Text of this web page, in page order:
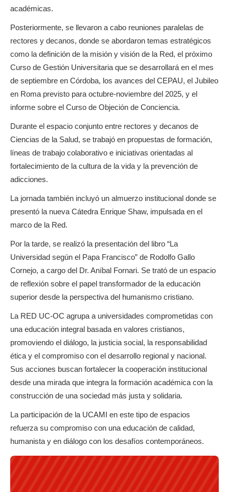
académicas.
Posteriormente, se llevaron a cabo reuniones paralelas de
rectores y decanos, donde se abordaron temas estratégicos
como la definición de la misión y visión de la Red, el próximo
Curso de Gestión Universitaria que se desarrollará en el mes
de septiembre en Córdoba, los avances del CEPAU, el Jubileo
en Roma previsto para octubre-noviembre del 2025, y el
informe sobre el Curso de Objeción de Conciencia.
Durante el espacio conjunto entre rectores y decanos de
Ciencias de la Salud, se trabajó en propuestas de formación,
líneas de trabajo colaborativo e iniciativas orientadas al
fortalecimiento de la cultura de la vida y la prevención de
adicciones.
La jornada también incluyó un almuerzo institucional donde se
presentó la nueva Cátedra Enrique Shaw, impulsada en el
marco de la Red.
Por la tarde, se realizó la presentación del libro “La
Universidad según el Papa Francisco” de Rodolfo Gallo
Cornejo, a cargo del Dr. Aníbal Fornari. Se trató de un espacio
de reflexión sobre el papel transformador de la educación
superior desde la perspectiva del humanismo cristiano.
La RED UC-OC agrupa a universidades comprometidas con
una educación integral basada en valores cristianos,
promoviendo el diálogo, la justicia social, la responsabilidad
ética y el compromiso con el desarrollo regional y nacional.
Sus acciones buscan fortalecer la cooperación institucional
desde una mirada que integra la formación académica con la
construcción de una sociedad más justa y solidaria.
La participación de la UCAMI en este tipo de espacios
refuerza su compromiso con una educación de calidad,
humanista y en diálogo con los desafíos contemporáneos.